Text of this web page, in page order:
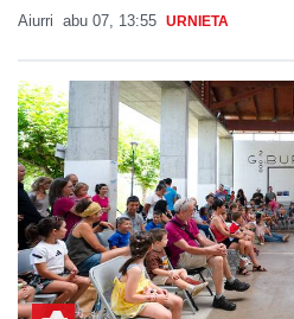
Aiurri abu 07, 13:55 URNIETA